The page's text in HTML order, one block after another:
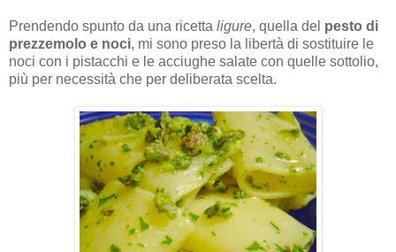
Prendendo spunto da una ricetta ligure, quella del pesto di
prezzemolo e noci, mi sono preso la libertà di sostituire le
noci con i pistacchi e le acciughe salate con quelle sottolio,
più per necessità che per deliberata scelta.